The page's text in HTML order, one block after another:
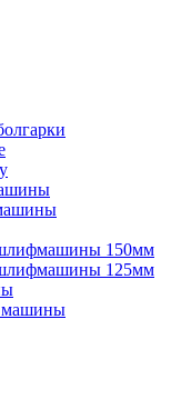
150мм
125мм
машины